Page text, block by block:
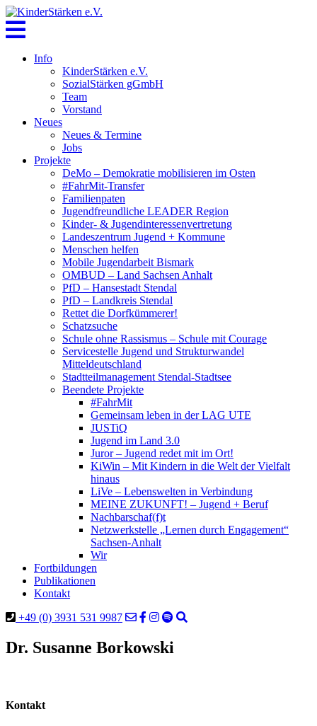
Skip
to
content
Info
KinderStärken e.V.
SozialStärken gGmbH
Team
Vorstand
Neues
Neues & Termine
Jobs
Projekte
DeMo – Demokratie mobilisieren im Osten
#FahrMit-Transfer
Familienpaten
Jugendfreundliche LEADER Region
Kinder- & Jugendinteressenvertretung
Landeszentrum Jugend + Kommune
Menschen helfen
Mobile Jugendarbeit Bismark
OMBUD – Land Sachsen Anhalt
PfD – Hansestadt Stendal
PfD – Landkreis Stendal
Rettet die Dorfkümmerer!
Schatzsuche
Schule ohne Rassismus – Schule mit Courage
Servicestelle Jugend und Strukturwandel
Mitteldeutschland
Stadtteilmanagement Stendal-Stadtsee
Beendete Projekte
#FahrMit
Gemeinsam leben in der LAG UTE
JUSTiQ
Jugend im Land 3.0
Juror – Jugend redet mit im Ort!
KiWin – Mit Kindern in die Welt der Vielfalt
hinaus
LiVe – Lebenswelten in Verbindung
MEINE ZUKUNFT! – Jugend + Beruf
Nachbarschaf(f)t
Netzwerkstelle „Lernen durch Engagement“
Sachsen-Anhalt
Wir
Fortbildungen
Publikationen
Kontakt
+49 (0) 3931 531 9987
Dr. Susanne Borkowski
Kontakt